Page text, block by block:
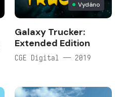
Vydáno
Galaxy Trucker:
Extended Edition
CGE Digital — 2019